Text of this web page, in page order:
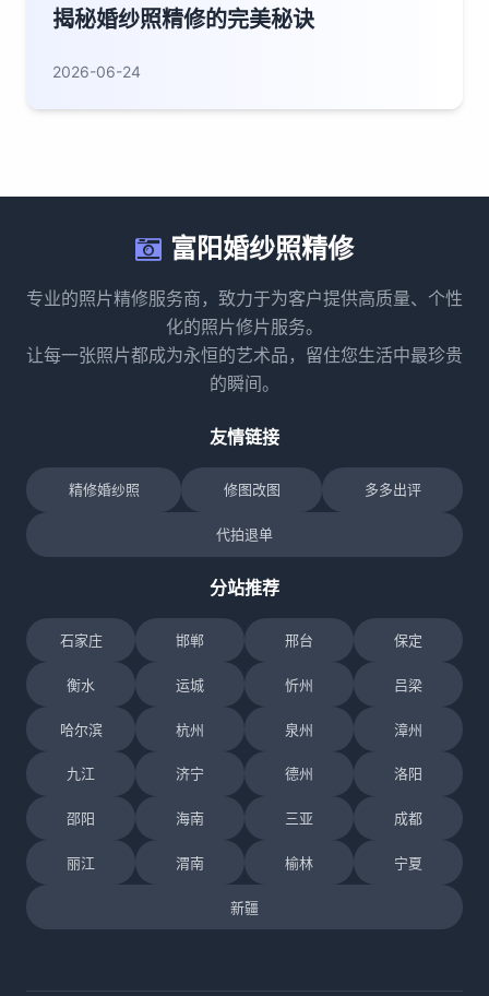
揭秘婚纱照精修的完美秘诀
2026-06-24
富阳婚纱照精修
专业的照片精修服务商，致力于为客户提供高质量、个性
化的照片修片服务。
让每一张照片都成为永恒的艺术品，留住您生活中最珍贵
的瞬间。
友情链接
精修婚纱照 修图改图 多多出评
代拍退单
分站推荐
石家庄 邯郸 邢台 保定
衡水 运城 忻州 吕梁
哈尔滨 杭州 泉州 漳州
九江 济宁 德州 洛阳
邵阳 海南 三亚 成都
丽江 渭南 榆林 宁夏
新疆